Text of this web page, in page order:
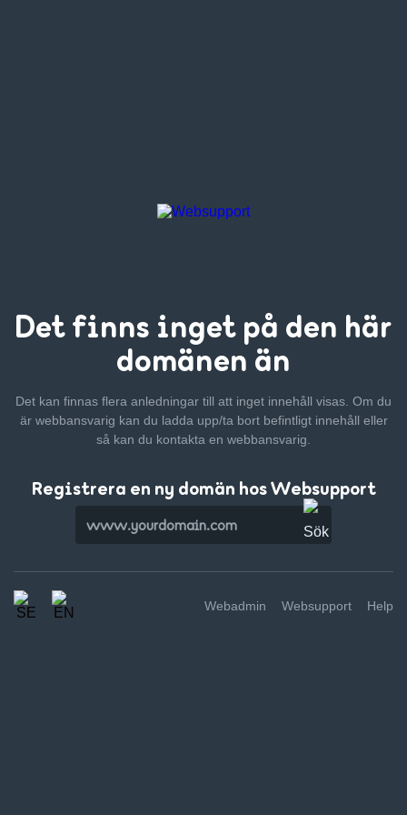
Det finns inget på den här
domänen än
Det kan finnas flera anledningar till att inget innehåll visas. Om du
är webbansvarig kan du ladda upp/ta bort befintligt innehåll eller
så kan du kontakta en webbansvarig.
Registrera en ny domän hos Websupport
Webadmin Websupport Help